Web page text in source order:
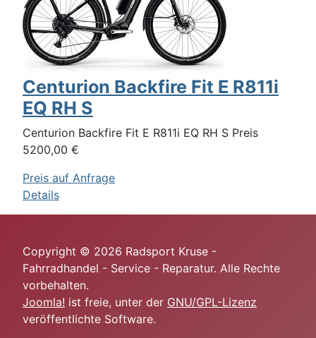
Centurion Backfire Fit E R811i
EQ RH S
Centurion Backfire Fit E R811i EQ RH S Preis
5200,00 €
Preis auf Anfrage
Details
Copyright © 2026 Radsport Kruse -
Fahrradhandel - Service - Reparatur. Alle Rechte
vorbehalten.
Joomla! ist freie, unter der GNU/GPL-Lizenz
veröffentlichte Software.